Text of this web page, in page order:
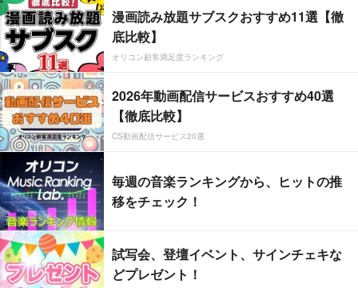
漫画読み放題サブスクおすすめ11選【徹
底比較】
オリコン顧客満足度ランキング
2026年動画配信サービスおすすめ40選
【徹底比較】
CS動画配信サービス20選
毎週の音楽ランキングから、ヒットの推
移をチェック！
試写会、登壇イベント、サインチェキな
どプレゼント！